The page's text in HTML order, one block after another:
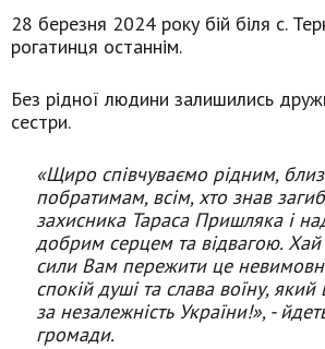
28 березня 2024 року бій біля с.
рогатинця останнім.
Без рідної людини залишились
сестри.
«Щиро співчуваємо рідним,
побратимам, всім, хто знав
захисника Тараса Пришляка і
добрим серцем та відвагою. Хай
сили Вам пережити це
спокій душі та слава воїну, який
за незалежність України!», -
громади.